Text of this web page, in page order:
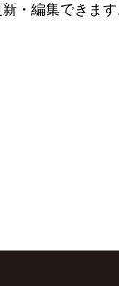
・編集できます